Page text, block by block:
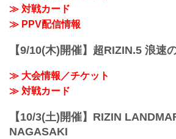
≫ 対戦カード
≫ PPV配信情報
【9/10(木)開催】超RIZIN.5 浪速
≫ 大会情報／チケット
≫ 対戦カード
【10/3(土)開催】RIZIN
NAGASAKI